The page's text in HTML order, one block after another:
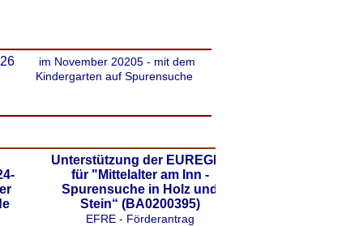
im November 20205 - mit dem
Kindergarten auf Spurensuche
Unterstützung der EUREGIO
für "Mittelalter am Inn -
Spurensuche in Holz und
Stein“ (BA0200395)
EFRE - Förderantrag